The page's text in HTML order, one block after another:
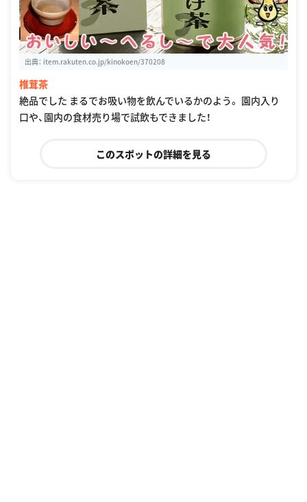
出典： item.rakuten.co.jp/kinokoen/370208
椎茸茶
絶品でした まるでお吸い物を飲んでいるかのよう。 園内入り
口や、園内の食材売り場で試飲もできました！
このスポットの詳細を見る